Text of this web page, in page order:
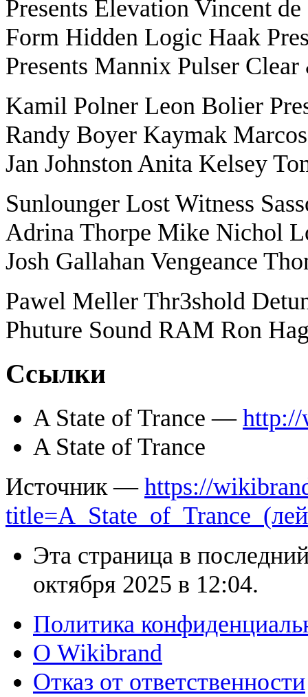
Presents Elevation Vincent
Form Hidden Logic Haak
Presents Mannix Pulser Clear
Kamil Polner Leon Bolier
Randy Boyer Kaymak
Jan Johnston Anita Kelsey
Sunlounger Lost Witness
Adrina Thorpe Mike Nichol
Josh Gallahan Vengeance
Pawel Meller Thr3shold
Phuture Sound RAM Ron
Ссылки
A State of Trance — http://
A State of Trance
Источник — https://
Эта страница в
октября 2025 в 12:04.
Политика
О Wikibrand
Отказ от ответственности